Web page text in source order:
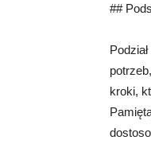
##
kroki,